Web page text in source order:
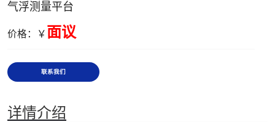
气浮测量平台
价格：￥ 面议
联系我们
详情介绍